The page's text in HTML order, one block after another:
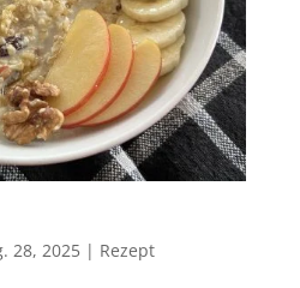
28, 2025| Rezept